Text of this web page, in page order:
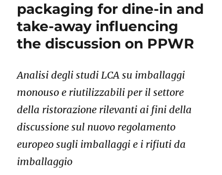
packaging for dine-in and
take-away influencing
the discussion on PPWR
Analisi degli studi LCA su imballaggi
monouso e riutilizzabili per il settore
della ristorazione rilevanti ai fini della
discussione sul nuovo regolamento
europeo sugli imballaggi e i rifiuti da
imballaggio